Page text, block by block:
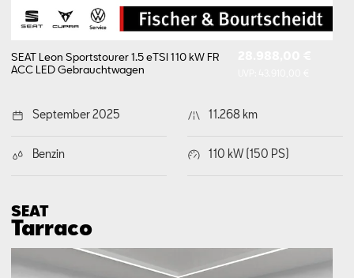
SEAT Leon Sportstourer 1.5 eTSI 110 kW FR
ACC LEDGebrauchtwagen
September 2025 11.268 km
Benzin 110 kW (150 PS)
SEAT
Tarraco